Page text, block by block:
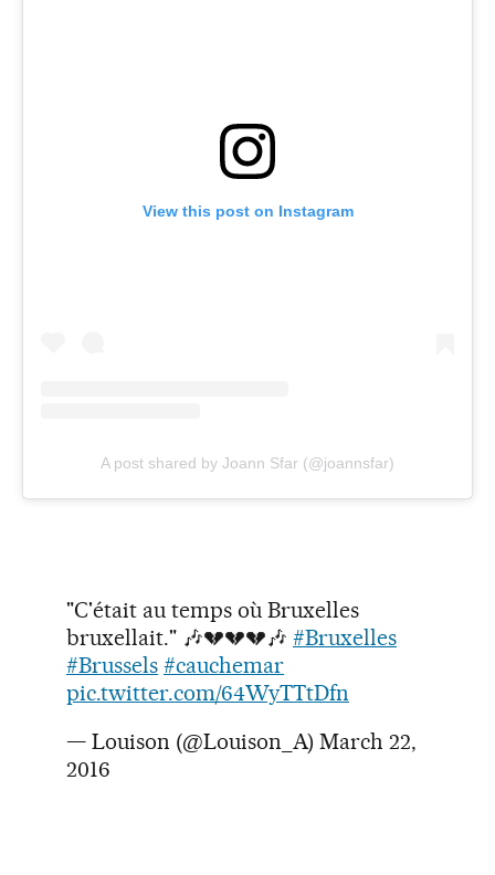
View this post on Instagram
A post shared by Joann Sfar (@joannsfar)
"C'était au temps où Bruxelles
bruxellait." 🎶💔💔💔🎶 #Bruxelles
#Brussels #cauchemar
pic.twitter.com/64WyTTtDfn
— Louison (@Louison_A) March 22,
2016